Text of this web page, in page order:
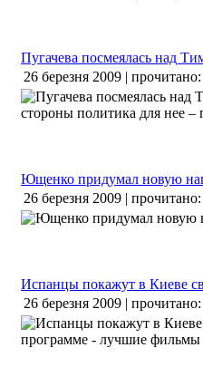
Пугачева посмеялась над
26 березня 2009 | прочитано:
стороны политика для нее
Ющенко придумал новую
26 березня 2009 |
Испанцы покажут в Киеве
26 березня 2009 |
программе - лучшие фильмы